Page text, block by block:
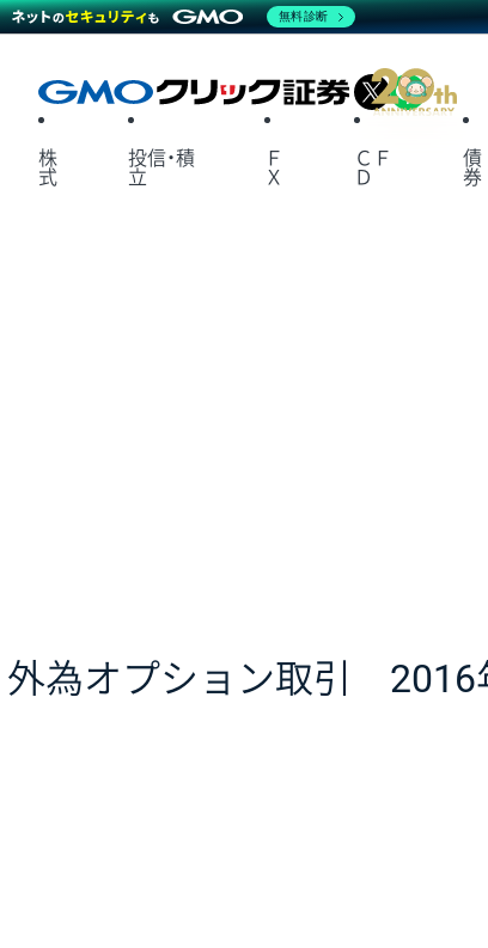
X
株
式
投信・積
立
Ｆ
Ｘ
ＣＦ
Ｄ
債
券
外為オプション取引 2016
無料診断